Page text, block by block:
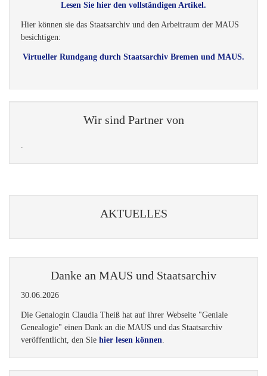
Lesen Sie hier den vollständigen Artikel.
Hier können sie das Staatsarchiv und den Arbeitraum der MAUS
besichtigen:
Virtueller Rundgang durch Staatsarchiv Bremen und MAUS.
Wir sind Partner von
.
AKTUELLES
Danke an MAUS und Staatsarchiv
30.06.2026
Die Genalogin Claudia Theiß hat auf ihrer Webseite "Geniale
Genealogie" einen Dank an die MAUS und das Staatsarchiv
veröffentlicht, den Sie hier lesen können.